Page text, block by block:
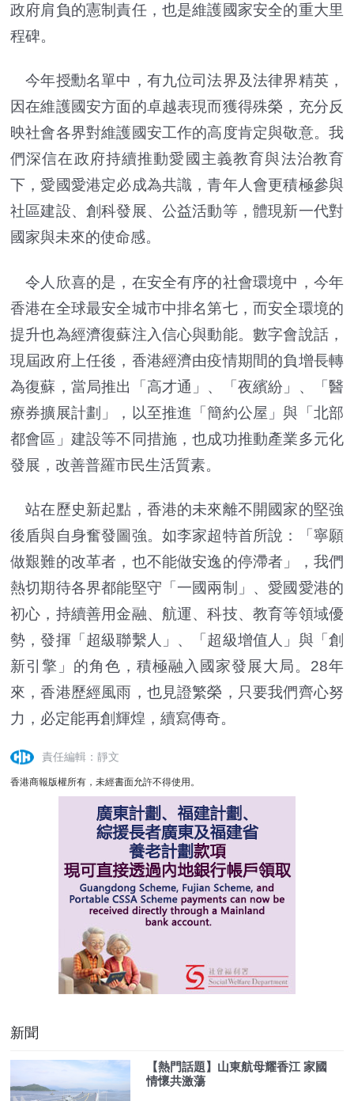
政府肩負的憲制責任，也是維護國家安全的重大里
程碑。
今年授勳名單中，有九位司法界及法律界精英，
因在維護國安方面的卓越表現而獲得殊榮，充分反
映社會各界對維護國安工作的高度肯定與敬意。我
們深信在政府持續推動愛國主義教育與法治教育
下，愛國愛港定必成為共識，青年人會更積極參與
社區建設、創科發展、公益活動等，體現新一代對
國家與未來的使命感。
令人欣喜的是，在安全有序的社會環境中，今年
香港在全球最安全城市中排名第七，而安全環境的
提升也為經濟復蘇注入信心與動能。數字會說話，
現屆政府上任後，香港經濟由疫情期間的負增長轉
為復蘇，當局推出「高才通」、「夜繽紛」、「醫
療券擴展計劃」，以至推進「簡約公屋」與「北部
都會區」建設等不同措施，也成功推動產業多元化
發展，改善普羅市民生活質素。
站在歷史新起點，香港的未來離不開國家的堅強
後盾與自身奮發圖強。如李家超特首所說：「寧願
做艱難的改革者，也不能做安逸的停滯者」，我們
熱切期待各界都能堅守「一國兩制」、愛國愛港的
初心，持續善用金融、航運、科技、教育等領域優
勢，發揮「超級聯繫人」、「超級增值人」與「創
新引擎」的角色，積極融入國家發展大局。28年
來，香港歷經風雨，也見證繁榮，只要我們齊心努
力，必定能再創輝煌，續寫傳奇。
責任編輯：靜文
香港商報版權所有，未經書面允許不得使用。
新聞
【熱門話題】山東航母耀香江 家國
情懷共激蕩